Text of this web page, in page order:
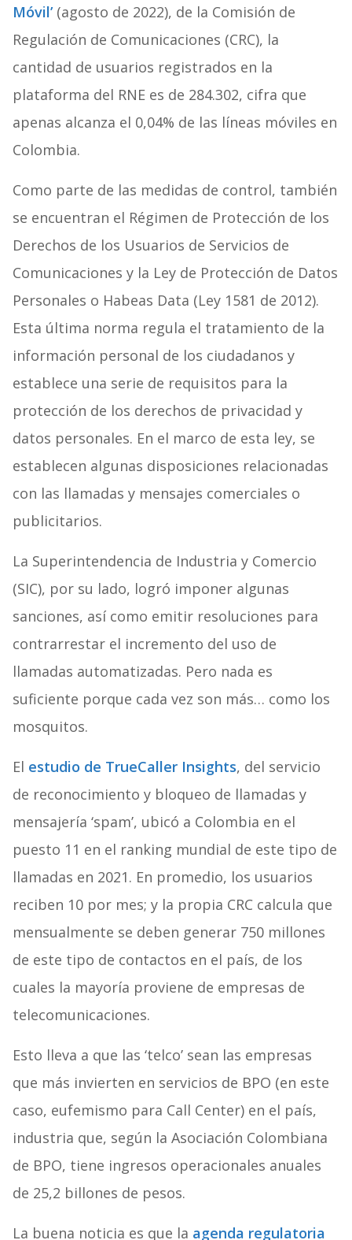
Móvil’ (agosto de 2022), de la Comisión de
Regulación de Comunicaciones (CRC), la
cantidad de usuarios registrados en la
plataforma del RNE es de 284.302, cifra que
apenas alcanza el 0,04% de las líneas móviles en
Colombia.
Como parte de las medidas de control, también
se encuentran el Régimen de Protección de los
Derechos de los Usuarios de Servicios de
Comunicaciones y la Ley de Protección de Datos
Personales o Habeas Data (Ley 1581 de 2012).
Esta última norma regula el tratamiento de la
información personal de los ciudadanos y
establece una serie de requisitos para la
protección de los derechos de privacidad y
datos personales. En el marco de esta ley, se
establecen algunas disposiciones relacionadas
con las llamadas y mensajes comerciales o
publicitarios.
La Superintendencia de Industria y Comercio
(SIC), por su lado, logró imponer algunas
sanciones, así como emitir resoluciones para
contrarrestar el incremento del uso de
llamadas automatizadas. Pero nada es
suficiente porque cada vez son más… como los
mosquitos.
El estudio de TrueCaller Insights, del servicio
de reconocimiento y bloqueo de llamadas y
mensajería ‘spam’, ubicó a Colombia en el
puesto 11 en el ranking mundial de este tipo de
llamadas en 2021. En promedio, los usuarios
reciben 10 por mes; y la propia CRC calcula que
mensualmente se deben generar 750 millones
de este tipo de contactos en el país, de los
cuales la mayoría proviene de empresas de
telecomunicaciones.
Esto lleva a que las ‘telco’ sean las empresas
que más invierten en servicios de BPO (en este
caso, eufemismo para Call Center) en el país,
industria que, según la Asociación Colombiana
de BPO, tiene ingresos operacionales anuales
de 25,2 billones de pesos.
La buena noticia es que la agenda regulatoria